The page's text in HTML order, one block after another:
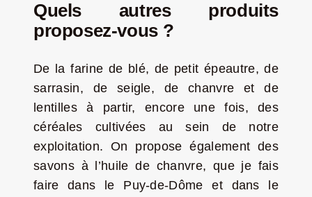
Quels autres produits
proposez-vous ?
De la farine de blé, de petit épeautre, de
sarrasin, de seigle, de chanvre et de
lentilles à partir, encore une fois, des
céréales cultivées au sein de notre
exploitation. On propose également des
savons à l’huile de chanvre, que je fais
faire dans le Puy-de-Dôme et dans le